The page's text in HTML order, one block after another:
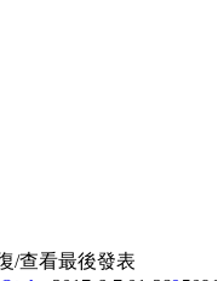
/查看最後發表